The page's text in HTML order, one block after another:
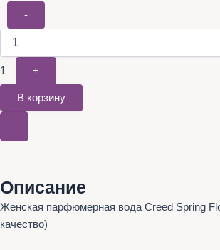
-
1 +
В корзину
Описание
Женская парфюмерная вода Creed Spring
качество)